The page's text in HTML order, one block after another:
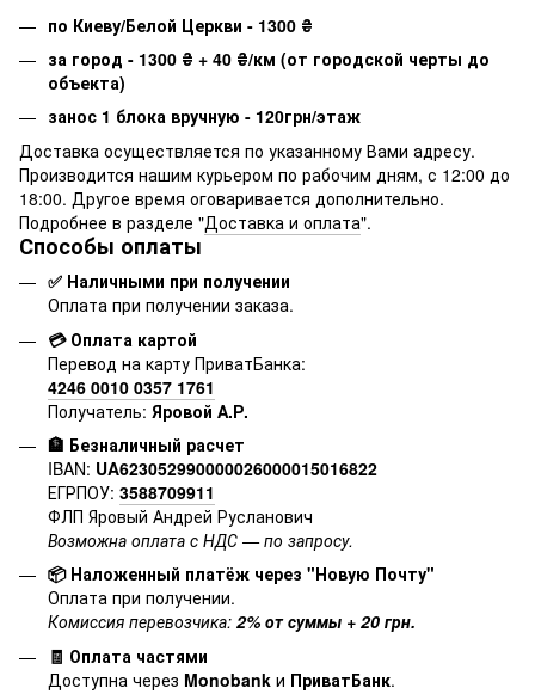
по Киеву/Белой Церкви - 1300 ₴
за город - 1300 ₴ + 40 ₴/км (от городской черты до
объекта)
занос 1 блока вручную - 120грн/этаж
Доставка осуществляется по указанному Вами адресу.
Производится нашим курьером по рабочим дням, с 12:00 до
18:00. Другое время оговаривается дополнительно.
Подробнее в разделе "Доставка и оплата".
Способы оплаты
✅ Наличными при получении
Оплата при получении заказа.
💳 Оплата картой
Перевод на карту ПриватБанка:
4246 0010 0357 1761
Получатель: Яровой А.Р.
🏦 Безналичный расчет
IBAN: UA623052990000026000015016822
ЕГРПОУ: 3588709911
ФЛП Яровый Андрей Русланович
Возможна оплата с НДС — по запросу.
📦 Наложенный платёж через "Новую Почту"
Оплата при получении.
Комиссия перевозчика: 2% от суммы + 20 грн.
🧾 Оплата частями
Доступна через Monobank и ПриватБанк.